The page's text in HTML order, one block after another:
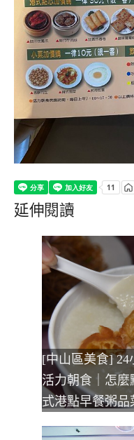
延伸閱讀
[中山區美食] 24
活力朝食｜怎
式港點早餐粥品